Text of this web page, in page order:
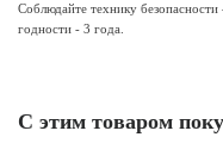
Соблюдайте технику
годности - 3 года.
С этим товаром